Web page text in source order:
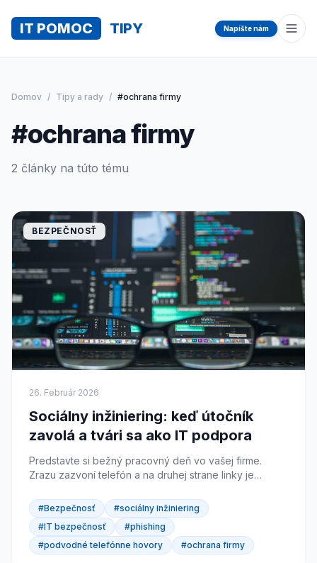
IT POMOC TIPY Napíšte nám
Domov / Tipy a rady / #ochrana firmy
#ochrana firmy
2 články na túto tému
BEZPEČNOSŤ
26. Február 2026
Sociálny inžiniering: keď útočník
zavolá a tvári sa ako IT podpora
Predstavte si bežný pracovný deň vo vašej firme.
Zrazu zazvoní telefón a na druhej strane linky je
sme...
#Bezpečnosť
#sociálny inžiniering
#IT bezpečnosť
#phishing
#podvodné telefónne hovory
#ochrana firmy